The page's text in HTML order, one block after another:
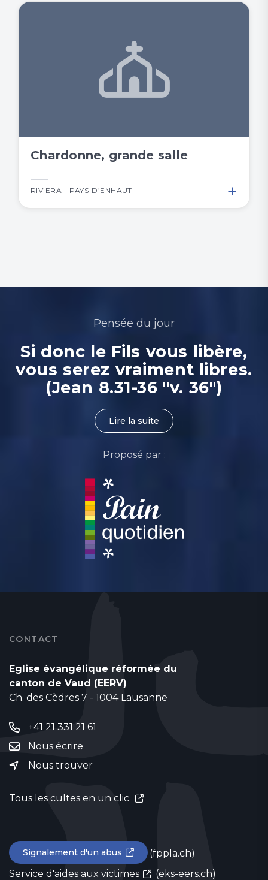
Chardonne, grande salle
RIVIERA – PAYS-D’ENHAUT +
Pensée du jour
Si donc le Fils vous libère,
vous serez vraiment libres.
(Jean 8.31-36 "v. 36")
Lire la suite
Proposé par :
CONTACT
Eglise évangélique réformée du
canton de Vaud (EERV)
Ch. des Cèdres 7 - 1004 Lausanne
+41 21 331 21 61
Nous écrire
Nous trouver
Tous les cultes en un clic
Signalement d'un abus
(fppla.ch)
Service d'aides aux victimes
(eks-eers.ch)